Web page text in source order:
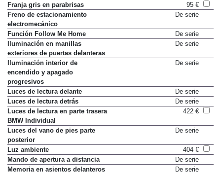
Franja gris en parabrisas
95 €
Freno de estacionamiento
electromecánico
De serie
Función Follow Me Home
De serie
Iluminación en manillas
exteriores de puertas delanteras
De serie
Iluminación interior de
encendido y apagado
progresivos
De serie
Luces de lectura delante
De serie
Luces de lectura detrás
De serie
Luces de lectura en parte trasera
BMW Individual
422 €
Luces del vano de pies parte
posterior
De serie
Luz ambiente
404 €
Mando de apertura a distancia
De serie
Memoria en asientos delanteros
De serie